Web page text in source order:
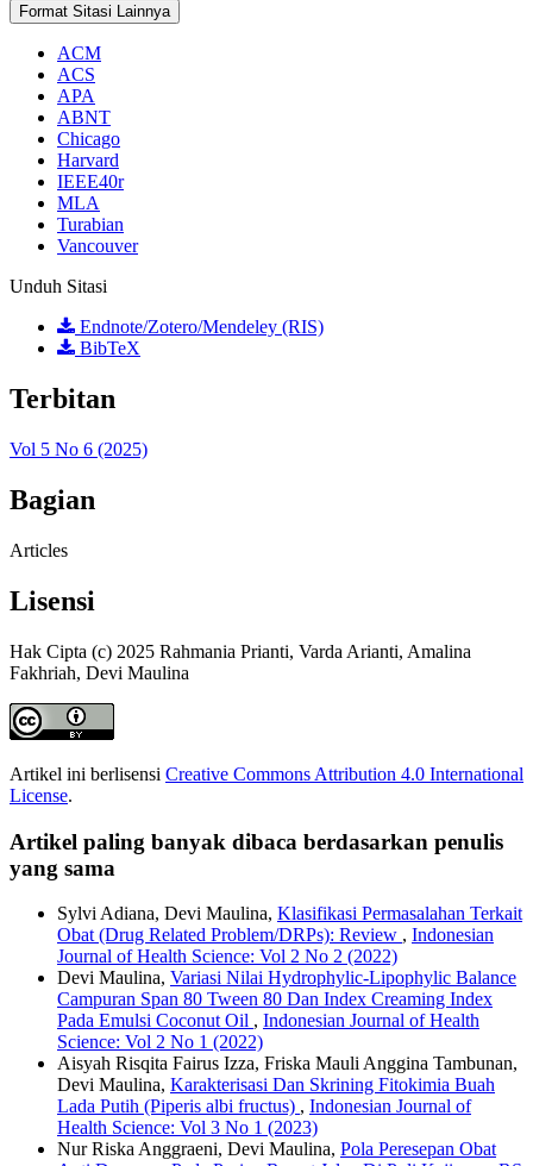
Format Sitasi Lainnya
ACM
ACS
APA
ABNT
Chicago
Harvard
IEEE40r
MLA
Turabian
Vancouver
Unduh Sitasi
Endnote/Zotero/Mendeley (RIS)
BibTeX
Terbitan
Vol 5 No 6 (2025)
Bagian
Articles
Lisensi
Hak Cipta (c) 2025 Rahmania Prianti, Varda Arianti, Amalina
Fakhriah, Devi Maulina
Artikel ini berlisensi Creative Commons Attribution 4.0 International
License.
Artikel paling banyak dibaca berdasarkan penulis
yang sama
Sylvi Adiana, Devi Maulina, Klasifikasi Permasalahan Terkait
Obat (Drug Related Problem/DRPs): Review , Indonesian
Journal of Health Science: Vol 2 No 2 (2022)
Devi Maulina, Variasi Nilai Hydrophylic-Lipophylic Balance
Campuran Span 80 Tween 80 Dan Index Creaming Index
Pada Emulsi Coconut Oil , Indonesian Journal of Health
Science: Vol 2 No 1 (2022)
Aisyah Risqita Fairus Izza, Friska Mauli Anggina Tambunan,
Devi Maulina, Karakterisasi Dan Skrining Fitokimia Buah
Lada Putih (Piperis albi fructus) , Indonesian Journal of
Health Science: Vol 3 No 1 (2023)
Nur Riska Anggraeni, Devi Maulina, Pola Peresepan Obat